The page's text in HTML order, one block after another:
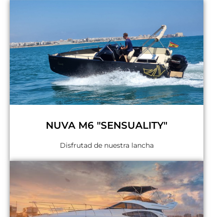
NUVA M6 "SENSUALITY"
Disfrutad de nuestra lancha